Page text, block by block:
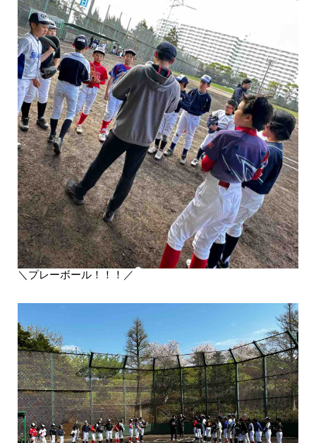
＼プレーボール！！！ ／